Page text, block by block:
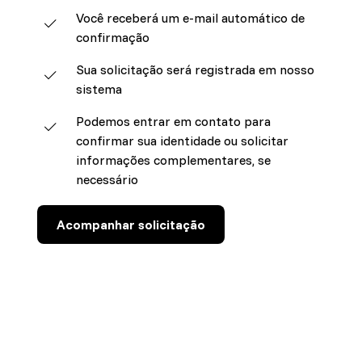
Você receberá um e-mail automático de
confirmação
Sua solicitação será registrada em nosso
sistema
Podemos entrar em contato para
confirmar sua identidade ou solicitar
informações complementares, se
necessário
Acompanhar solicitação